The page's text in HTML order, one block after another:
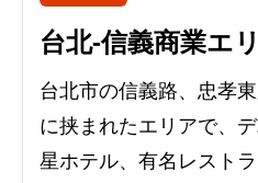
台北-信義商業エ
台北市の信義路、忠孝
に挟まれたエリアで、
星ホテル、有名レスト